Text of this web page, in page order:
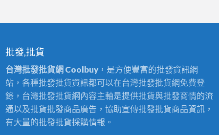
批發,批貨
台灣批發批貨網 Coolbuy，是方便豐富的批發資訊網
站，各種批發批貨資訊都可以在台灣批發批貨網免費登
錄，台灣批發批貨網內容主軸是提供批貨與批發商情的流
通以及批貨批發商品廣告，協助宣傳批發批貨商品資訊，
有大量的批發批貨採購情報。